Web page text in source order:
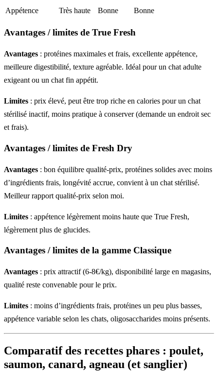
Appétence
Très haute Bonne Bonne
Avantages / limites de True Fresh
Avantages : protéines maximales et frais, excellente appétence,
meilleure digestibilité, texture agréable. Idéal pour un chat adulte
exigeant ou un chat fin appétit.
Limites : prix élevé, peut être trop riche en calories pour un chat
stérilisé inactif, moins pratique à conserver (demande un endroit sec
et frais).
Avantages / limites de Fresh Dry
Avantages : bon équilibre qualité-prix, protéines solides avec moins
d’ingrédients frais, longévité accrue, convient à un chat stérilisé.
Meilleur rapport qualité-prix selon moi.
Limites : appétence légèrement moins haute que True Fresh,
légèrement plus de glucides.
Avantages / limites de la gamme Classique
Avantages : prix attractif (6-8€/kg), disponibilité large en magasins,
qualité reste convenable pour le prix.
Limites : moins d’ingrédients frais, protéines un peu plus basses,
appétence variable selon les chats, oligosaccharides moins présents.
Comparatif des recettes phares : poulet,
saumon, canard, agneau (et sanglier)